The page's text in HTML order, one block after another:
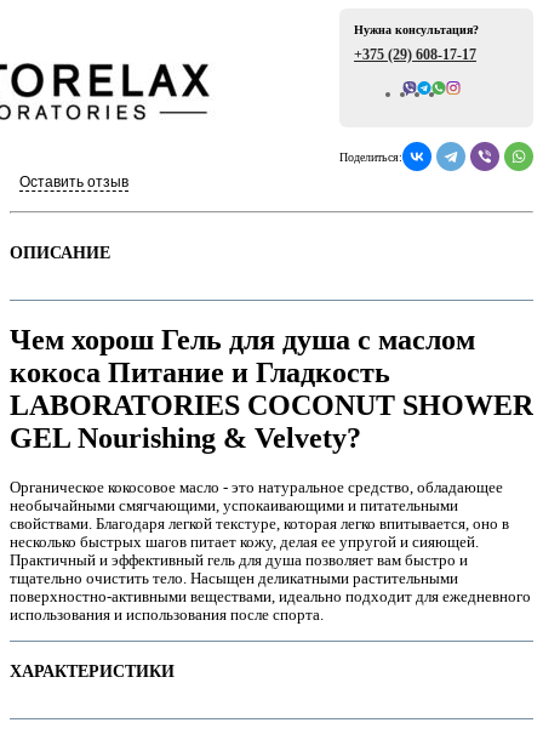
Всего отзывов: 0
Оставить отзыв
Нужна консультация?
+375 (29) 608-17-17
Поделиться:
ОПИСАНИЕ
Чем хорош Гель для душа с маслом
кокоса Питание и Гладкость
LABORATORIES COCONUT SHOWER
GEL Nourishing & Velvety?
Органическое кокосовое масло - это натуральное средство, обладающее
необычайными смягчающими, успокаивающими и питательными
свойствами. Благодаря легкой текстуре, которая легко впитывается, оно в
несколько быстрых шагов питает кожу, делая ее упругой и сияющей.
Практичный и эффективный гель для душа позволяет вам быстро и
тщательно очистить тело. Насыщен деликатными растительными
поверхностно-активными веществами, идеально подходит для ежедневного
использования и использования после спорта.
ХАРАКТЕРИСТИКИ